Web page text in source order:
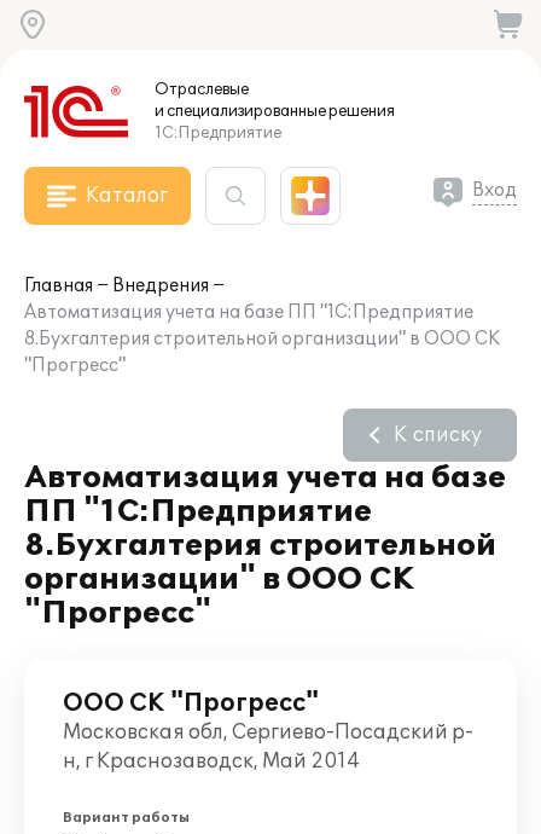
Отраслевые
и специализированныерешения
1С:Предприятие
Каталог Вход
Главная
Внедрения
Автоматизация учета на базе ПП "1С:Предприятие
8.Бухгалтерия строительной организации" в ООО СК
"Прогресс"
Автоматизация учета на базе
ПП "1С:Предприятие
8.Бухгалтерия строительной
организации" в ООО СК
"Прогресс"
К списку
ООО СК "Прогресс"
Московская обл, Сергиево-Посадский р-
н, г Краснозаводск, Май 2014
Вариант работы